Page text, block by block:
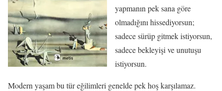
yapmanın pek sana göre
olmadığını hissediyorsun;
sadece sürüp gitmek istiyorsun,
sadece bekleyişi ve unutuşu
istiyorsun.
Modern yaşam bu tür eğilimleri genelde pek hoş karşılamaz.